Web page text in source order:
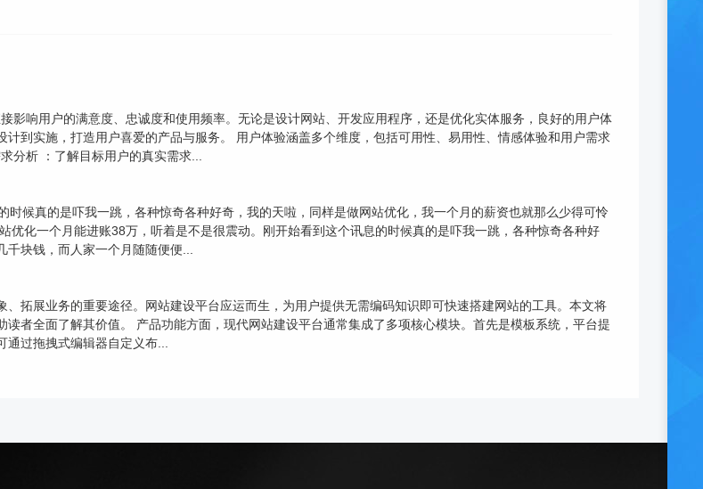
影响用户的满意度、忠诚度和使用频率。无论是设计网站、开发应用程序，还是优化实体服务，良好的用户体
到实施，打造用户喜爱的产品与服务。 用户体验涵盖多个维度，包括可用性、易用性、情感体验和用户需求
分析 ：了解目标用户的真实需求...
候真的是吓我一跳，各种惊奇各种好奇，我的天啦，同样是做网站优化，我一个月的薪资也就那么少得可怜
化一个月能进账38万，听着是不是很震动。刚开始看到这个讯息的时候真的是吓我一跳，各种惊奇各种好
千块钱，而人家一个月随随便便...
拓展业务的重要途径。网站建设平台应运而生，为用户提供无需编码知识即可快速搭建网站的工具。本文将
者全面了解其价值。 产品功能方面，现代网站建设平台通常集成了多项核心模块。首先是模板系统，平台提
通过拖拽式编辑器自定义布...